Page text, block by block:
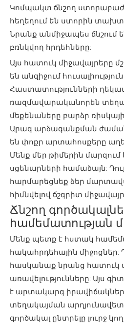
Կոմպակտ ճնշող
հեղեղում են ստորին
Նրանք անմիջապես ճնշում
բռնկվող հրդեհները:
Այս հատուկ միջավայրերը
են անզիջում հուսալիություն:
Հաստատությունների
ռազմավարականորեն
մեքենաները բարձր
Արագ արձագանքման
են փոքր արտահոսքերը
Մենք մեր թիմերին մարզում
սցենարների համաձայն:
հարմարեցնեք ձեր
հիմնվելով ճշգրիտ
Ճնշող
համեմատության
Մենք պետք է հստակ
հակահրդեհային միջոցներ:
հասկանաք նրանց
առավելությունները: Այս
է արտակարգ
տեղակայման արդյունավետ
գործակալ ընտրելը լուրջ